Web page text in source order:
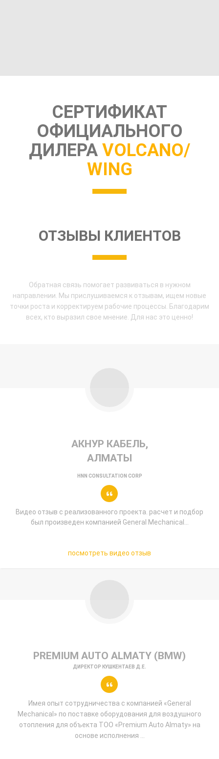
СЕРТИФИКАТ
ОФИЦИАЛЬНОГО
ДИЛЕРА VOLCANO/
WING
ОТЗЫВЫ КЛИЕНТОВ
Обратная связь помогает развиваться в нужном
направлении. Мы прислушиваемся к отзывам, ищем новые
точки роста и корректируем рабочие процессы. Благодарим
всех, кто выразил свое мнение. Для нас это ценно!
АКНУР КАБЕЛЬ,
АЛМАТЫ
HNN CONSULTATION CORP
Видео отзыв с реализованного проекта. расчет и подбор
был произведен компанией General Mechanical...
посмотреть видео отзыв
PREMIUM AUTO ALMATY (BMW)
ДИРЕКТОР КУШКЕНТАЕВ Д.Е.
Имея опыт сотрудничества с компанией «General
Mechanical» по поставке оборудования для воздушного
отопления для объекта ТОО «Premium Auto Almaty» на
основе исполнения ...